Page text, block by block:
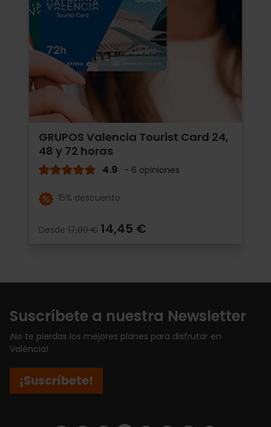
GRUPOS Valencia Tourist Card 24,
48 y 72 horas
4.9 - 6 opiniones
15% descuento
Desde 17,00 € 14,45 €
Suscríbete a nuestra Newsletter
¡No te pierdas los mejores planes para disfrutar en
València!
¡Suscríbete!